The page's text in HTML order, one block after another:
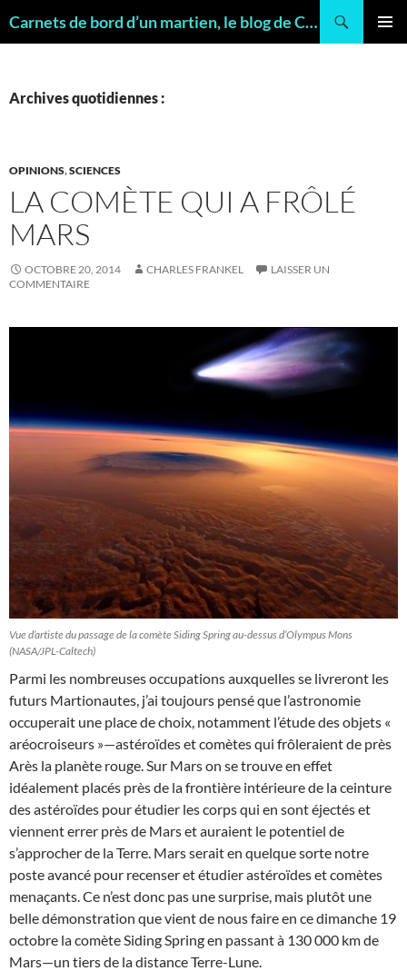
Carnets de bord d’un martien, le blog de Charles FRANKEL, géologue
Archives quotidiennes :
OPINIONS,SCIENCES
LA COMÈTE QUI A FRÔLÉ
MARS
OCTOBRE 20, 2014 CHARLES FRANKEL
LAISSER UN
COMMENTAIRE
Vue d’artiste du passage de la comète Siding Spring au-dessus d’Olympus Mons
(NASA/JPL-Caltech)
Parmi les nombreuses occupations auxquelles se livreront les
futurs Martionautes, j’ai toujours pensé que l’astronomie
occuperait une place de choix, notamment l’étude des objets «
aréocroiseurs »—astéroïdes et comètes qui frôleraient de près
Arès la planète rouge. Sur Mars on se trouve en effet
idéalement placés près de la frontière intérieure de la ceinture
des astéroïdes pour étudier les corps qui en sont éjectés et
viennent errer près de Mars et auraient le potentiel de
s’approcher de la Terre. Mars serait en quelque sorte notre
poste avancé pour recenser et étudier astéroïdes et comètes
menaçants. Ce n’est donc pas une surprise, mais plutôt une
belle démonstration que vient de nous faire en ce dimanche 19
octobre la comète Siding Spring en passant à 130 000 km de
Mars—un tiers de la distance Terre-Lune.